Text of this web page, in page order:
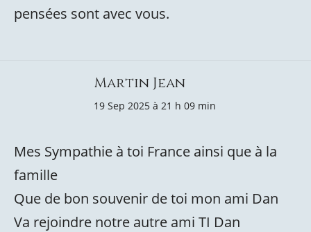
pensées sont avec vous.
Martin Jean
19 Sep 2025 à 21 h 09 min
Mes Sympathie à toi France ainsi que à la
famille
Que de bon souvenir de toi mon ami Dan
Va rejoindre notre autre ami TI Dan